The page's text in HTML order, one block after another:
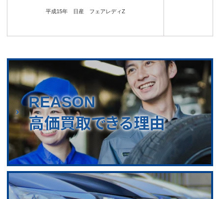
平成15年 日産 フェアレディZ
REASON
高価買取できる理由